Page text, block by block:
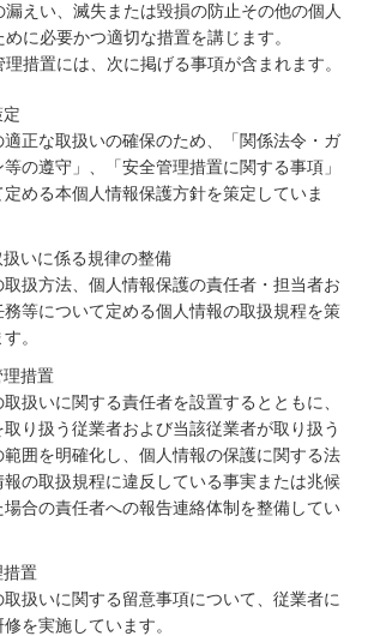
えい、滅失または毀損の防止その他の個人
に必要かつ適切な措置を講じます。
措置には、次に掲げる事項が含まれます。
適正な取扱いの確保のため、「関係法令・ガ
の遵守」、「安全管理措置に関する事項」
める本個人情報保護方針を策定していま
いに係る規律の整備
扱方法、個人情報保護の責任者・担当者お
務等について定める個人情報の取扱規程を策
。
措置
扱いに関する責任者を設置するとともに、
り扱う従業者および当該従業者が取り扱う
範囲を明確化し、個人情報の保護に関する法
報の取扱規程に違反している事実または兆候
場合の責任者への報告連絡体制を整備してい
措置
扱いに関する留意事項について、従業者に
を実施しています。